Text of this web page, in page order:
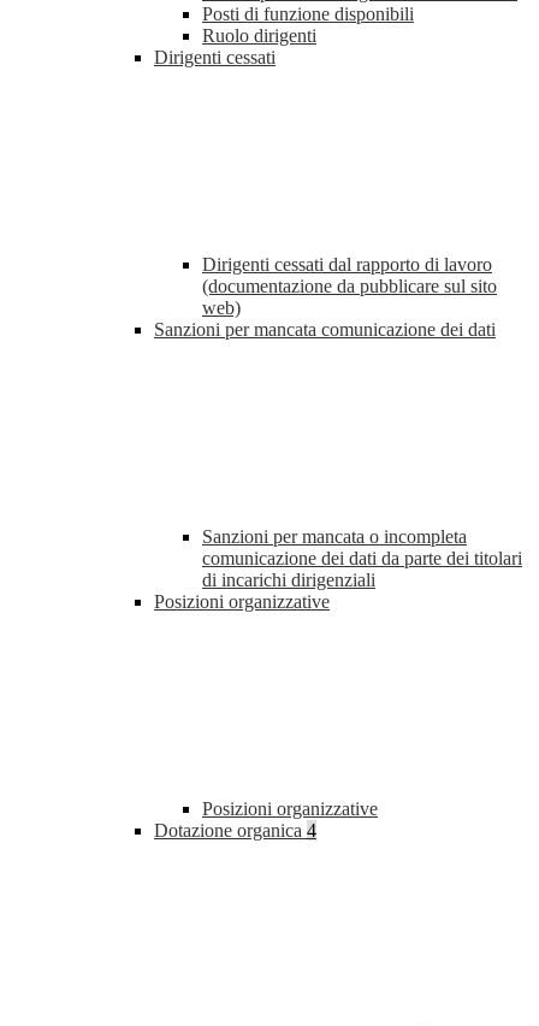
Posti di funzione disponibili
Ruolo dirigenti
Dirigenti cessati
Dirigenti cessati dal rapporto di lavoro
(documentazione da pubblicare sul sito
web)
Sanzioni per mancata comunicazione dei dati
Sanzioni per mancata o incompleta
comunicazione dei dati da parte dei titolari
di incarichi dirigenziali
Posizioni organizzative
Posizioni organizzative
Dotazione organica 4